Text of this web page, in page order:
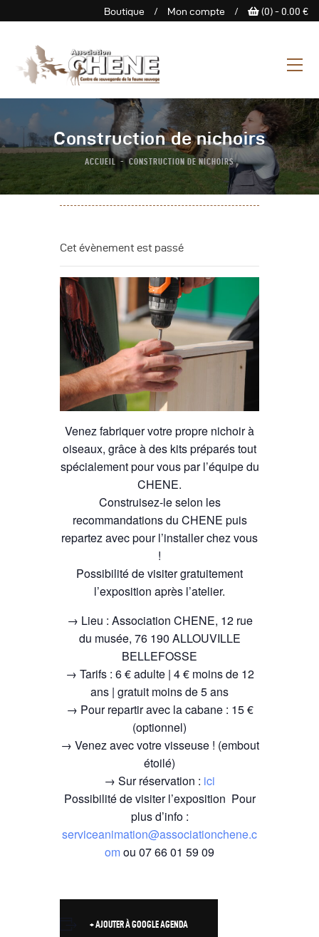
Boutique / Mon compte / (0) - 0.00 €
Construction de nichoirs
ACCUEIL CONSTRUCTION DE NICHOIRS
ASSOCIATION CHENE
Centre de Sauvegarde de la
faune sauvage
L’Association
Centre De Sauvegarde
Espace Découverte
Nous Soutenir
Cet évènement est passé
Venez fabriquer votre propre nichoir à
oiseaux, grâce à des kits préparés tout
spécialement pour vous par l’équipe du
CHENE.
Construisez-le selon les
recommandations du CHENE puis
repartez avec pour l’installer chez vous
!
Possibilité de visiter gratuitement
l’exposition après l’atelier.
→ Lieu : Association CHENE, 12 rue
du musée, 76 190 ALLOUVILLE
BELLEFOSSE
→ Tarifs : 6 € adulte | 4 € moins de 12
ans | gratuit moins de 5 ans
→ Pour repartir avec la cabane : 15 €
(optionnel)
→ Venez avec votre visseuse ! (embout
étoilé)
→ Sur réservation : ici
Possibilité de visiter l’exposition Pour
plus d’info :
serviceanimation@associationchene.c
omou 07 66 01 59 09
+ AJOUTER À GOOGLE AGENDA